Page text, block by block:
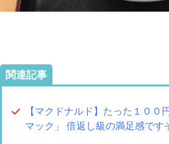
関連記事
【マクドナルド】たった１００
マック」 倍返し級の満足感です